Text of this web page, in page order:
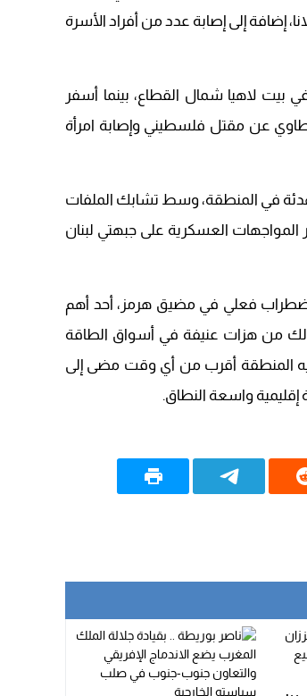
إضافة إلى إصابة عدد من أفراد الأسرة
بيت لاهيا شمال القطاع، بينما أسفر
عن مقتل فلسطيني وإصابة امرأة
في المنطقة، وسط تشابك الملفات
المواجهات العسكرية على جبهتي لبنان
اضطراب فعلي في مضيق هرمز، أحد أهم
ذلك من هزات عنيفة في أسواق الطاقة
فيه المنطقة أقرب من أي وقت مضى إلى
إقليمية واسعة النطاق.